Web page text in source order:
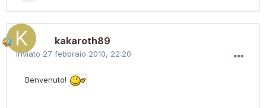
kakaroth89
Inviato 27 febbraio 2010, 22:20
Benvenuto!